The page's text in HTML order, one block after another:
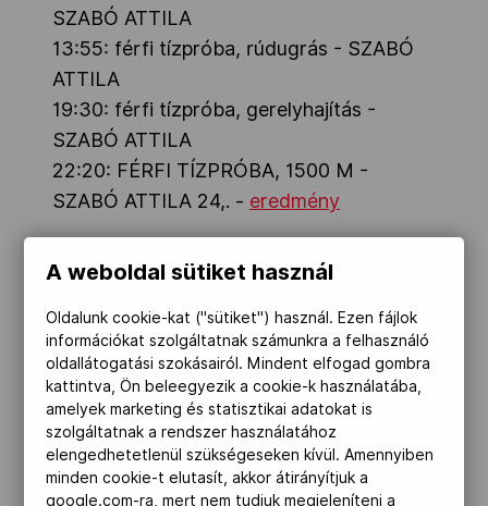
Kettőskarrier-program
NOB
Társszervezetek
Adatbank
SZABÓ ATTILA
13:55: férfi tízpróba, rúdugrás - SZABÓ
ATTILA
19:30: férfi tízpróba, gerelyhajítás -
SZABÓ ATTILA
22:20: FÉRFI TÍZPRÓBA, 1500 M -
SZABÓ ATTILA 24,. - eredmény
Kajak-Kenu síkvizi Eton Dorney, Buckinghams
10:48: FÉRFI K-4 1000 M, DÖNTŐ -
KAMMERER ZOLTÁN, TÓTH DÁVID,
KULIFAI TAMÁS, PAUMAN DÁNIEL 2., -
eredmény
11:15: NŐI K-1 500 M, DÖNTŐ - KOZÁK
DANUTA 1., -eredmény
A weboldal sütiket használ
Oldalunk cookie-kat ("sütiket") használ. Ezen fájlok
információkat szolgáltatnak számunkra a felhasználó
oldallátogatási szokásairól. Mindent elfogad gombra
kattintva, Ön beleegyezik a cookie-k használatába,
amelyek marketing és statisztikai adatokat is
szolgáltatnak a rendszer használatához
elengedhetetlenül szükségeseken kívül. Amennyiben
minden cookie-t elutasít, akkor átirányítjuk a
google.com-ra, mert nem tudjuk megjeleníteni a